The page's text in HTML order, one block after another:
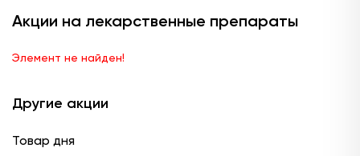
Акции на лекарственные препараты
Элемент не найден!
Другие акции
Товар дня